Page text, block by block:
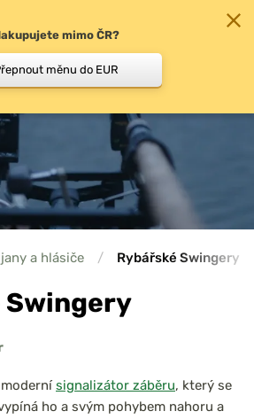
a hlásiče / Rybářské Swingery
Swingery
signalizátor záběru, který se
ho a svým pohybem nahoru a
mimo ČR?
měnu do EUR